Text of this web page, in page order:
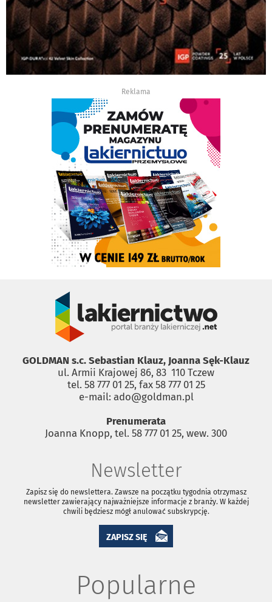
Reklama
GOLDMAN s.c. Sebastian Klauz, Joanna Sęk-Klauz
ul. Armii Krajowej 86, 83 ­ 110 Tczew
tel. 58 777 01 25, fax 58 777 01 25
e-mail: ado@goldman.pl
Prenumerata
Joanna Knopp, tel. 58 777 01 25, wew. 300
Newsletter
Zapisz się do newslettera. Zawsze na początku tygodnia otrzymasz
newsletter zawierający najważniejsze informacje z branży. W każdej
chwili będziesz mógł anulować subskrypcję.
ZAPISZ SIĘ
Popularne